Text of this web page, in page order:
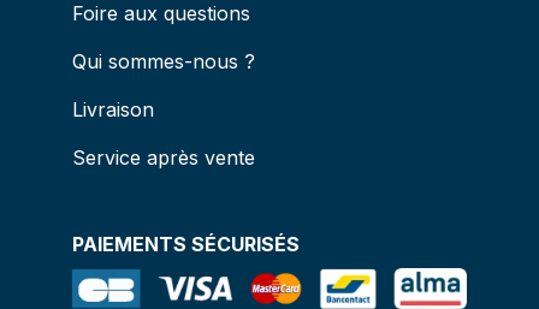
Foire aux questions
Qui sommes-nous ?
Livraison
Service après vente
PAIEMENTS SÉCURISÉS